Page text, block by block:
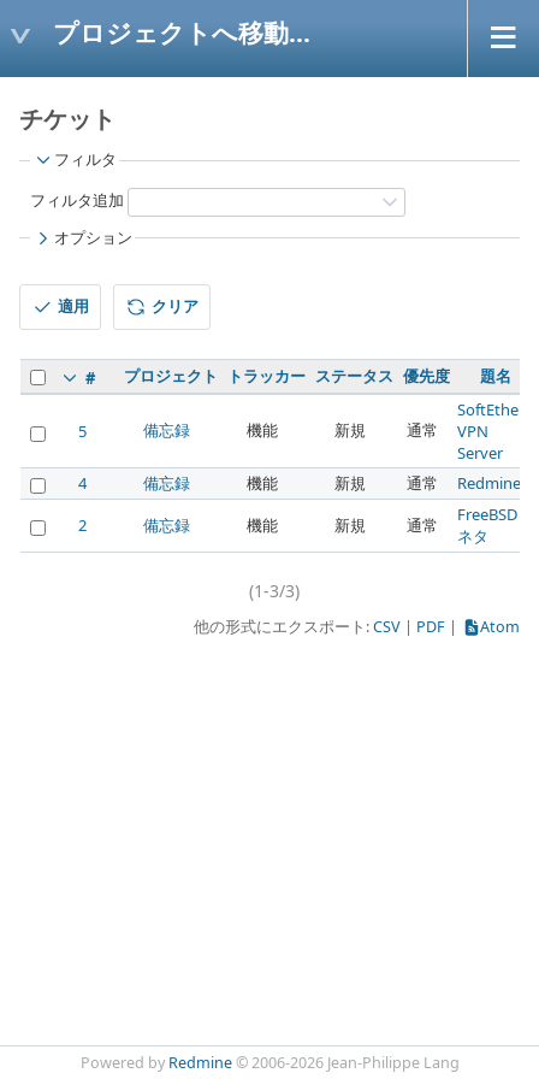
プロジェクトへ移動...
チケット
フィルタ
フィルタ追加
オプション
適用 クリア
# プロジェクト トラッカー ステータス 優先度 題名
5 備忘録 機能 新規 通常
SoftEther
VPN
Server
4
備忘録 機能 新規 通常
Redmine
2
備忘録 機能 新規 通常
FreeBSD
ネタ
(1-3/3)
他の形式にエクスポート:CSV PDF Atom
Powered by Redmine© 2006-2026 Jean-Philippe Lang